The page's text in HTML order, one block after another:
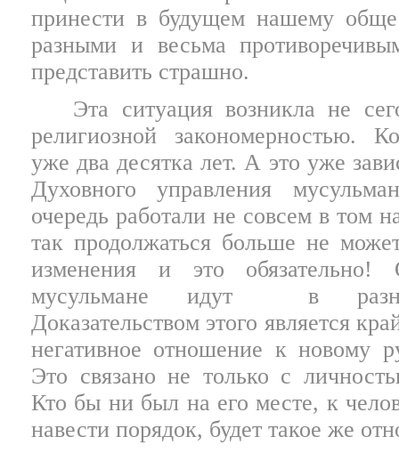
принести в будущем нашему
разными и весьма
представить страшно.
Эта ситуация возникла не
религиозной закономерностью.
уже два десятка лет. А это уже
Духовного управления
очередь работали не совсем в том
так продолжаться больше не
изменения и это
мусульмане идут
в
Доказательством этого является
негативное отношение к новому
Это связано не только с
Кто бы ни был на его месте, к
навести порядок, будет такое же